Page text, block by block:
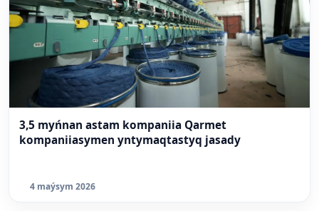
3,5 myńnan astam kompaniia Qarmet
kompaniiasymen yntymaqtastyq jasady
4 maýsym 2026